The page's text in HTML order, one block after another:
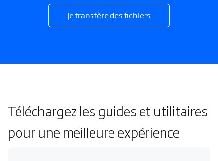
Je transfère des fichiers
Téléchargez les guides et utilitaires
pour une meilleure expérience